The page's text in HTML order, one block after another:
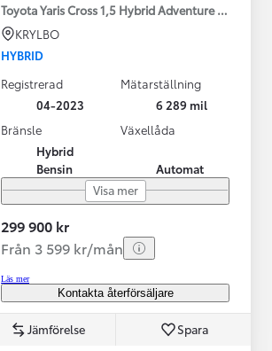
Vi har Sveriges mest nöjda
Toyota Yaris Cross 1,5 Hybrid Adventure Drag V-
KRYLBO
HYBRID
Registrerad
04-2023
Mätarställning
6 289 mil
Bränsle
Hybrid
Bensin
Växellåda
Automat
Visa mer
299 900 kr
Från 3 599 kr/mån
Läs mer
Kontakta återförsäljare
Jämförelse Spara